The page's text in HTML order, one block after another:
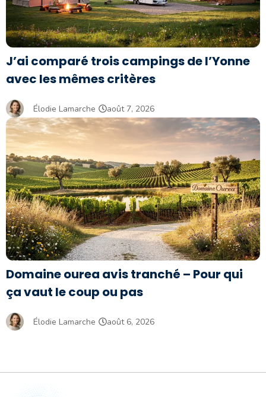
J’ai comparé trois campings de l’Yonne
avec les mêmes critères
Élodie Lamarche août 7, 2026
Domaine ourea avis tranché – Pour qui
ça vaut le coup ou pas
Élodie Lamarche août 6, 2026